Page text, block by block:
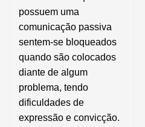
possuem uma
comunicação passiva
sentem-se bloqueados
quando são colocados
diante de algum
problema,tendo
dificuldades de
expressão e convicção.